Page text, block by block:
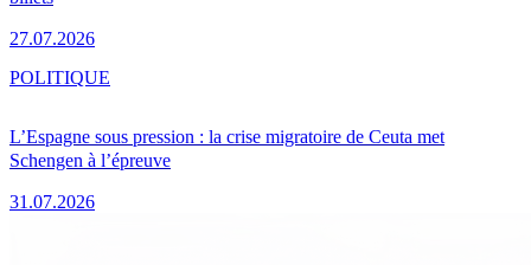
27.07.2026
L’Espagne sous pression : la crise migratoire de Ceuta met
Schengen à l’épreuve
31.07.2026
POLITIQUE